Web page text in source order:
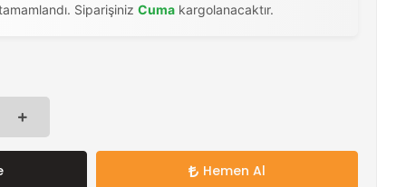
Siparişiniz Cuma kargolanacaktır.
Hemen Al